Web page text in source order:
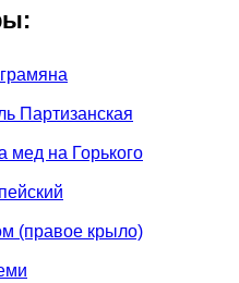
Партизанская
мед на Горького
(правое крыло)